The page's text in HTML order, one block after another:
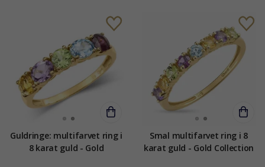
Guldringe: multifarvet ring i
8 karat guld - Gold
Smal multifarvet ring i 8
karat guld - Gold Collection